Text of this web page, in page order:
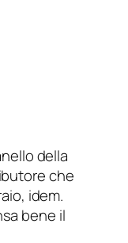
della
che
idem.
bene il